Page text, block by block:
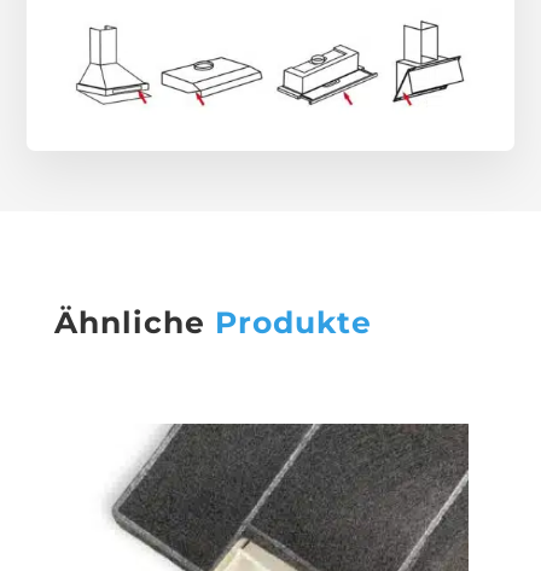
Ähnliche Produkte